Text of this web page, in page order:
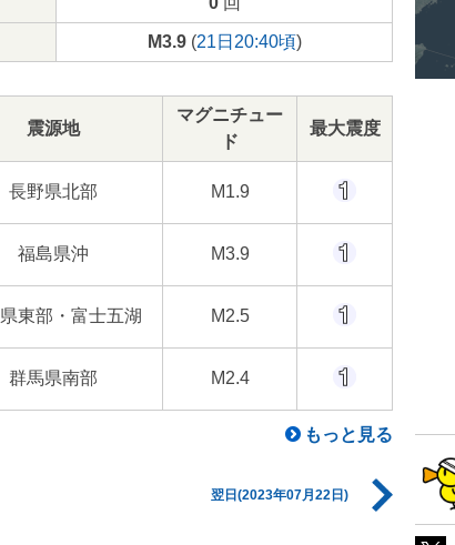
M3.9(21日20:40頃)
震源地
マグニチュー
ド
最大震度
長野県北部 M1.9
福島県沖 M3.9
東部・富士五湖 M2.5
群馬県南部 M2.4
もっと見る
翌日(2023年07月22日)